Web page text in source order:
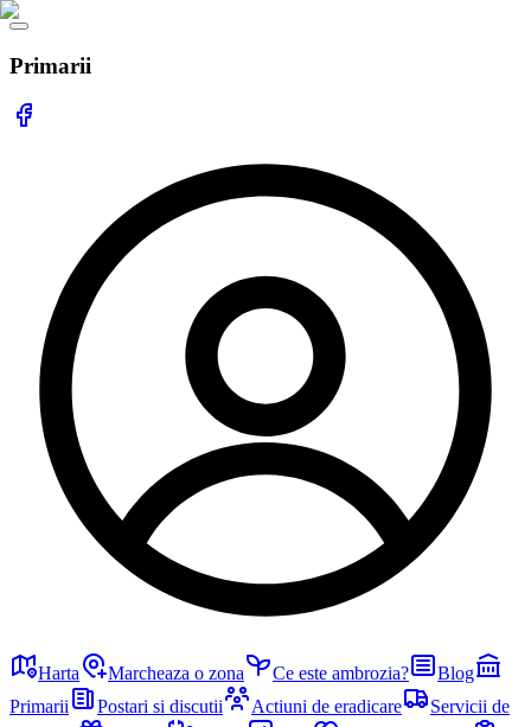
Primarii
Harta Marcheaza o zona Ce este ambrozia?
Blog
Primarii
Postari si discutii Actiuni de eradicare
Servicii de